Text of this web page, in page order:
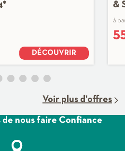
DÉCOUVRIR
&
à
Voir plus d'offres
de nous faire Confiance